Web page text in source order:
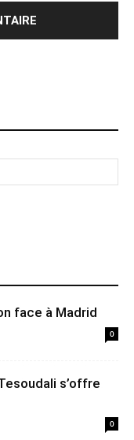
face à Madrid
0
s’offre
0